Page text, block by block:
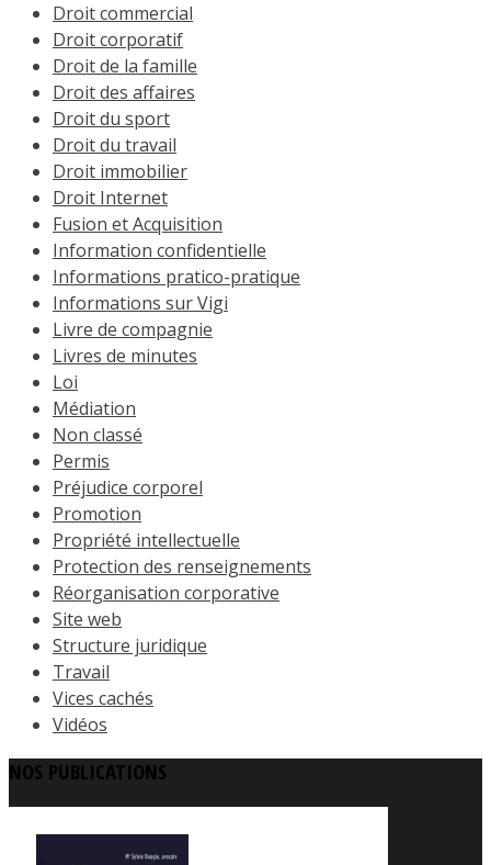
Droit commercial
Droit corporatif
Droit de la famille
Droit des affaires
Droit du sport
Droit du travail
Droit immobilier
Droit Internet
Fusion et Acquisition
Information confidentielle
Informations pratico-pratique
Informations sur Vigi
Livre de compagnie
Livres de minutes
Loi
Médiation
Non classé
Permis
Préjudice corporel
Promotion
Propriété intellectuelle
Protection des renseignements
Réorganisation corporative
Site web
Structure juridique
Travail
Vices cachés
Vidéos
NOS PUBLICATIONS